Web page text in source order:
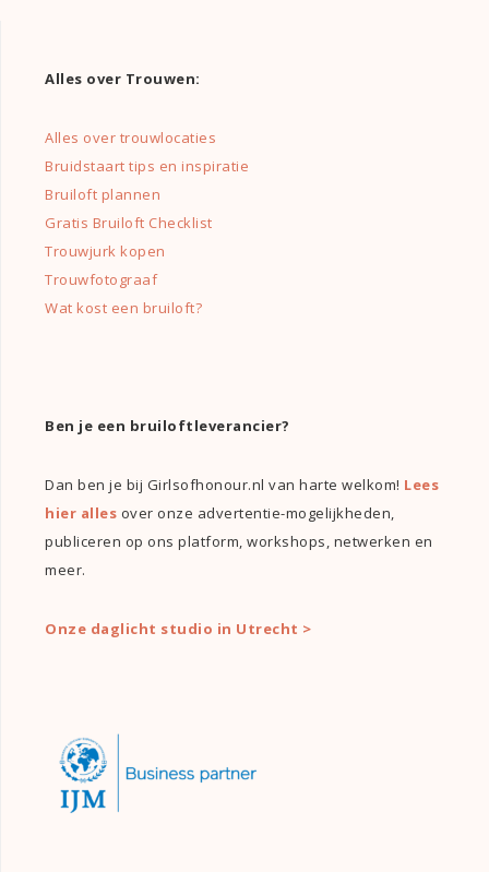
Alles over Trouwen:
Alles over trouwlocaties
Bruidstaart tips en inspiratie
Bruiloft plannen
Gratis Bruiloft Checklist
Trouwjurk kopen
Trouwfotograaf
Wat kost een bruiloft?
Ben je een bruiloftleverancier?
Dan ben je bij Girlsofhonour.nl van harte welkom! Lees
hier alles over onze advertentie-mogelijkheden,
publiceren op ons platform, workshops, netwerken en
meer.
Onze daglicht studio in Utrecht >